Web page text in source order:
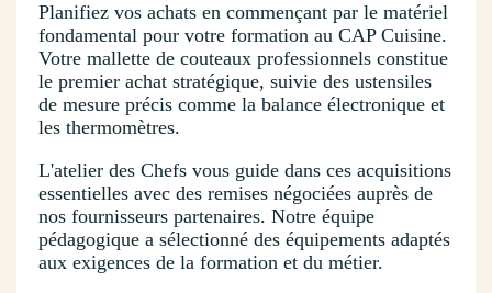
Planifiez vos achats en commençant par le matériel
fondamental pour votre formation au CAP Cuisine.
Votre mallette de couteaux professionnels constitue
le premier achat stratégique, suivie des ustensiles
de mesure précis comme la balance électronique et
les thermomètres.
L'atelier des Chefs vous guide dans ces acquisitions
essentielles avec des remises négociées auprès de
nos fournisseurs partenaires. Notre équipe
pédagogique a sélectionné des équipements adaptés
aux exigences de la formation et du métier.